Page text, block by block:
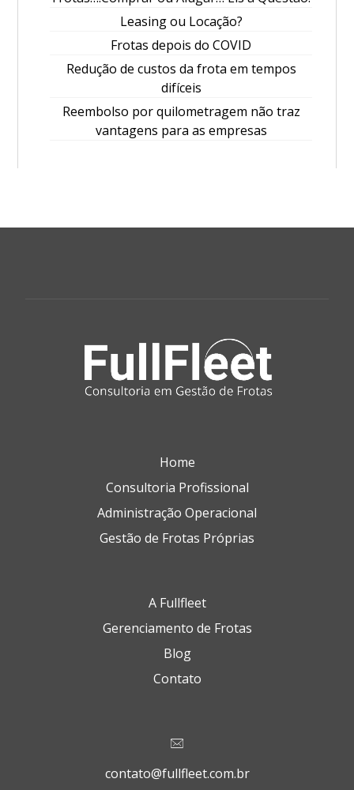
Leasing ou Locação?
Frotas depois do COVID
Redução de custos da frota em tempos
difíceis
Reembolso por quilometragem não traz
vantagens para as empresas
Home
Consultoria Profissional
Administração Operacional
Gestão de Frotas Próprias
A Fullfleet
Gerenciamento de Frotas
Blog
Contato
contato@fullfleet.com.br